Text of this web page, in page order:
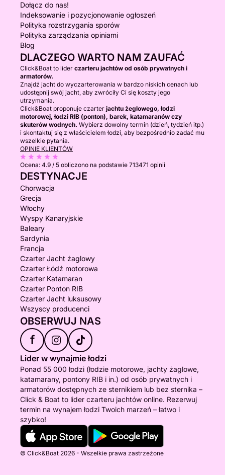
Dołącz do nas!
Indeksowanie i pozycjonowanie ogłoszeń
Polityka rozstrzygania sporów
Polityka zarządzania opiniami
Blog
DLACZEGO WARTO NAM ZAUFAĆ
Click&Boat to lider czarteru jachtów od osób prywatnych i
armatorów.
Znajdź jacht do wyczarterowania w bardzo niskich cenach lub
udostępnij swój jacht, aby zwróciły Ci się koszty jego
utrzymania.
Click&Boat proponuje czarter jachtu żeglowego, łodzi
motorowej, łodzi RIB (ponton), barek, katamaranów czy
skuterów wodnych. Wybierz dowolny termin (dzień, tydzień itp.)
i skontaktuj się z właścicielem łodzi, aby bezpośrednio zadać mu
wszelkie pytania.
OPINIE KLIENTÓW
Ocena: 4.9 / 5 obliczono na podstawie 713471 opinii
DESTYNACJE
Chorwacja
Grecja
Włochy
Wyspy Kanaryjskie
Baleary
Sardynia
Francja
Czarter Jacht żaglowy
Czarter Łódź motorowa
Czarter Katamaran
Czarter Ponton RIB
Czarter Jacht luksusowy
Wszyscy producenci
OBSERWUJ NAS
f
Lider w wynajmie łodzi
Ponad 55 000 łodzi (łodzie motorowe, jachty żaglowe,
katamarany, pontony RIB i in.) od osób prywatnych i
armatorów dostępnych ze sternikiem lub bez sternika –
Click & Boat to lider czarteru jachtów online. Rezerwuj
termin na wynajem łodzi Twoich marzeń – łatwo i
szybko!
© Click&Boat 2026 - Wszelkie prawa zastrzeżone